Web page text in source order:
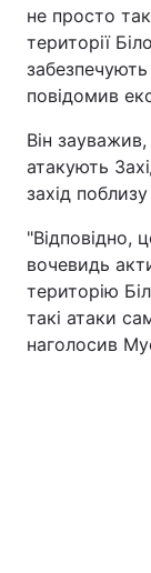
не просто
території
повідомив
Він
атакують
захід
"Відповідно,
вочевидь
територію
такі атаки
наголосив